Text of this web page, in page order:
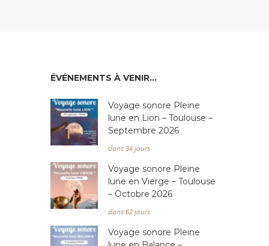
ÉVÉNEMENTS À VENIR…
Voyage sonore Pleine
lune en Lion – Toulouse –
Septembre 2026
dans 34 jours
Voyage sonore Pleine
lune en Vierge – Toulouse
– Octobre 2026
dans 62 jours
Voyage sonore Pleine